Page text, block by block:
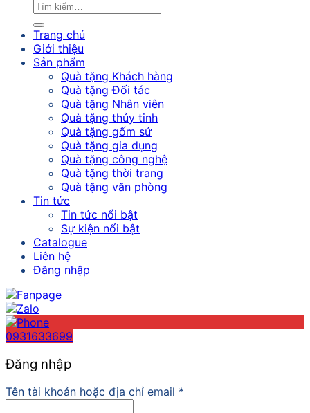
Trang chủ
Giới thiệu
Sản phẩm
Quà tặng Khách hàng
Quà tặng Đối tác
Quà tặng Nhân viên
Quà tặng thủy tinh
Quà tặng gốm sứ
Quà tặng gia dụng
Quà tặng công nghệ
Quà tặng thời trang
Quà tặng văn phòng
Tin tức
Tin tức nổi bật
Sự kiện nổi bật
Catalogue
Liên hệ
Đăng nhập
0931633699
Đăng nhập
Tên tài khoản hoặc địa chỉ email *